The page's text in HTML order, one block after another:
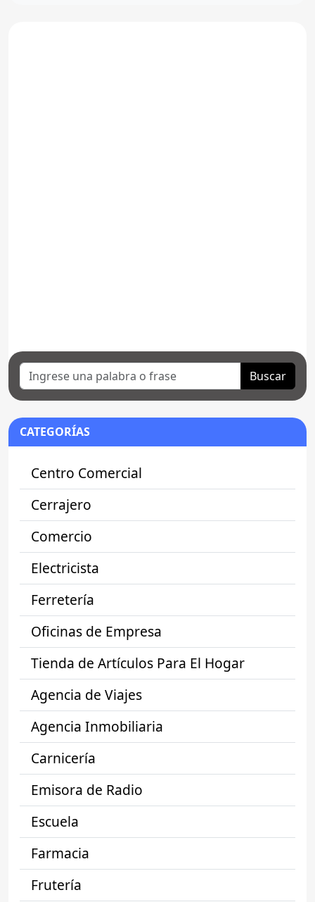
Buscar
CATEGORÍAS
Centro Comercial
Cerrajero
Comercio
Electricista
Ferretería
Oficinas de Empresa
Tienda de Artículos Para El Hogar
Agencia de Viajes
Agencia Inmobiliaria
Carnicería
Emisora de Radio
Escuela
Farmacia
Frutería